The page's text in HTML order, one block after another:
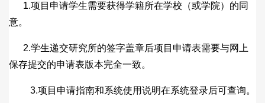
1.项目申请学生需要获得学籍所在学校（或学院）的同
意。
2.学生递交研究所的签字盖章后项目申请表需要与网上
保存提交的申请表版本完全一致。
3.项目申请指南和系统使用说明在系统登录后可查询。